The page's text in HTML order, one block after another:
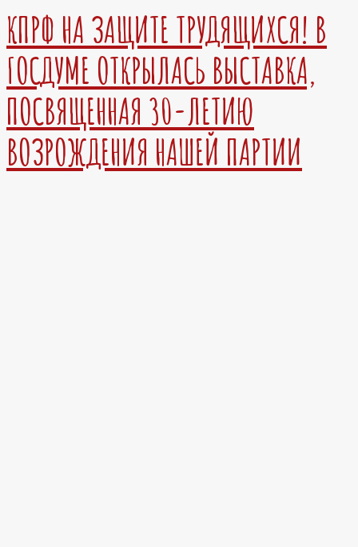
КПРФ НА ЗАЩИТЕ ТРУДЯЩИХСЯ! В
ГОСДУМЕ ОТКРЫЛАСЬ ВЫСТАВКА,
ПОСВЯЩЕННАЯ 30-ЛЕТИЮ
ВОЗРОЖДЕНИЯ НАШЕЙ ПАРТИИ